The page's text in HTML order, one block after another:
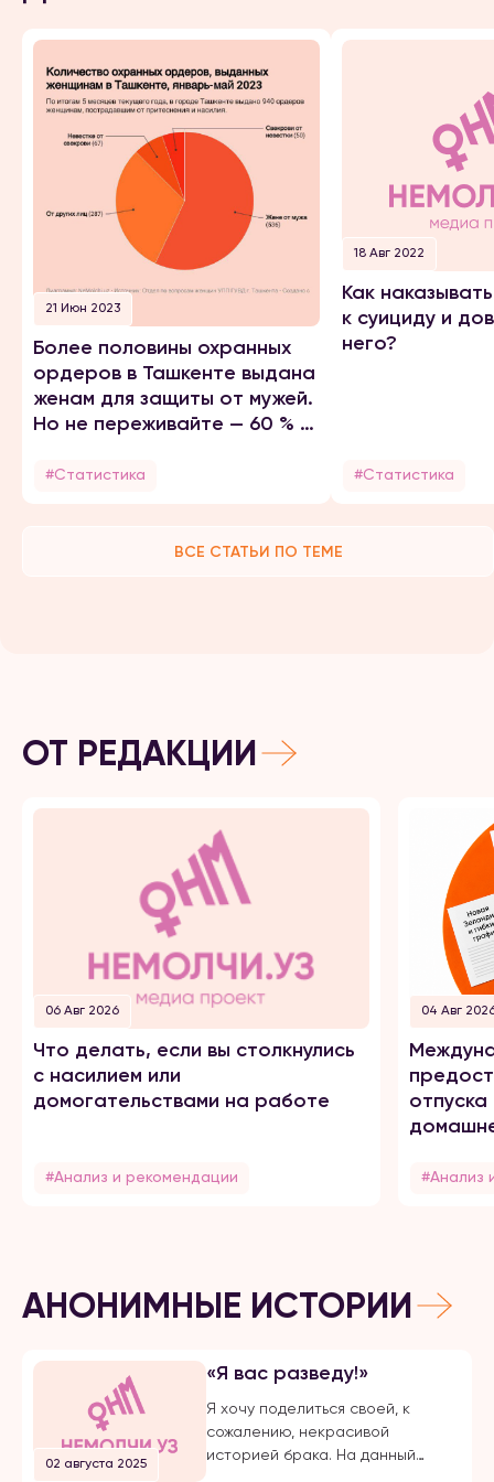
21 Июн 2023
Более половины охранных
ордеров в Ташкенте выдана
женам для защиты от мужей.
Но не переживайте — 60 % из
#Статистика
18 Авг 2022
Как
к суициду и
него?
#Статистика
ВСЕ СТАТЬИ ПО ТЕМЕ
ОТ РЕДАКЦИИ
06 Авг 2026
Что делать, если вы столкнулись
с насилием или
домогательствами на работе
#Анализ и рекомендации
04 Авг
#Анализ
АНОНИМНЫЕ ИСТОРИИ
02 августа 2025
«Я вас разведу!»
Я хочу поделиться своей, к
сожалению, некрасивой
историей брака. На данный